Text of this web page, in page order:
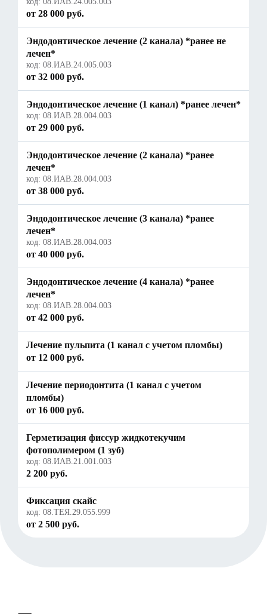
от 28 000 руб.
Эндодонтическое лечение (2 канала) *ранее не
лечен*
код: 08.ИАВ.24.005.003
от 32 000 руб.
Эндодонтическое лечение (1 канал) *ранее лечен*
код: 08.ИАВ.28.004.003
от 29 000 руб.
Эндодонтическое лечение (2 канала) *ранее
лечен*
код: 08.ИАВ.28.004.003
от 38 000 руб.
Эндодонтическое лечение (3 канала) *ранее
лечен*
код: 08.ИАВ.28.004.003
от 40 000 руб.
Эндодонтическое лечение (4 канала) *ранее
лечен*
код: 08.ИАВ.28.004.003
от 42 000 руб.
Лечение пульпита (1 канал с учетом пломбы)
от 12 000 руб.
Лечение периодонтита (1 канал с учетом
пломбы)
от 16 000 руб.
Герметизация фиссур жидкотекучим
фотополимером (1 зуб)
код: 08.ИАВ.21.001.003
2 200 руб.
Фиксация скайс
код: 08.ТЕЯ.29.055.999
от 2 500 руб.